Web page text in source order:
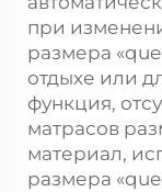
при
размера
отдыхе или
функция,
матрасов
материал,
размера